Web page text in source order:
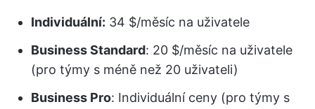
Individuální: 34 $/měsíc na uživatele
Business Standard: 20 $/měsíc na uživatele
(pro týmy s méně než 20 uživateli)
Business Pro: Individuální ceny (pro týmy s